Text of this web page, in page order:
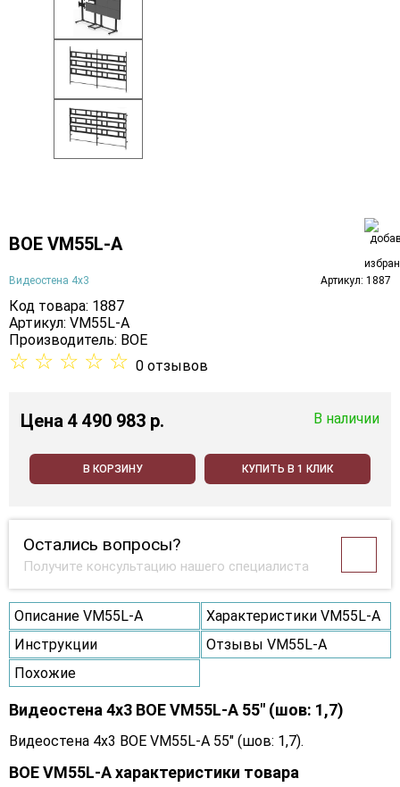
BOE VM55L-A
Видеостена 4х3 Артикул: 1887
Код товара: 1887
Артикул: VM55L-A
Производитель: BOE
☆ ☆ ☆ ☆ ☆ 0 отзывов
Цена 4 490 983 p. В наличии
В КОРЗИНУ КУПИТЬ В 1 КЛИК
Остались вопросы?
Получите консультацию нашего специалиста
Описание VM55L-A
Характеристики VM55L-A
Инструкции
Отзывы VM55L-A
Похожие
Видеостена 4x3 BOE VM55L-A 55" (шов: 1,7)
Видеостена 4x3 BOE VM55L-A 55" (шов: 1,7).
BOE VM55L-A характеристики товара